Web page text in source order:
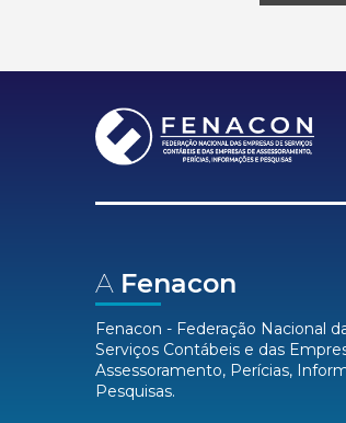
A Fenacon
Fenacon - Federação Nacional
Serviços Contábeis e das
Assessoramento, Perícias,
Pesquisas.